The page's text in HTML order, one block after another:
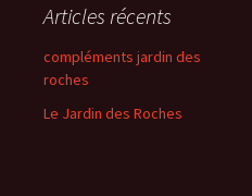
Articles récents
compléments jardin des
roches
Le Jardin des Roches